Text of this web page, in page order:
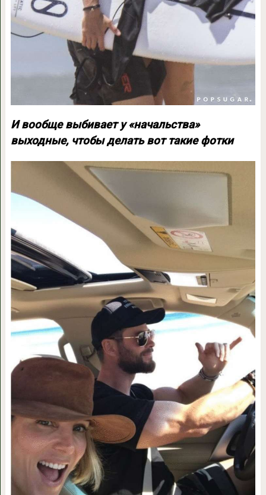
И вообще выбивает у «начальства»
выходные, чтобы делать вот такие фотки